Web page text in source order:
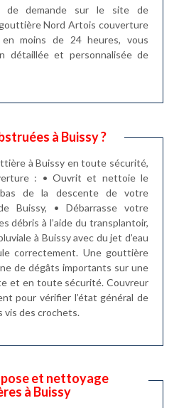
de demande sur le site de
Nord Artois couverture
moins de 24 heures, vous
détaillée et personnalisée de
à Buissy ?
à Buissy en toute sécurité,
: • Ouvrit et nettoie le
bas de la descente de votre
Buissy, • Débarrasse votre
débris à l’aide du transplantoir,
à Buissy avec du jet d’eau
correctement. Une gouttière
de dégâts importants sur une
et en toute sécurité. Couvreur
pour vérifier l’état général de
des crochets.
et nettoyage
à Buissy